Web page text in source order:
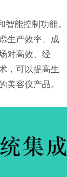
能控制功能。
生产效率、成
对高效、经
，可以提高生
容仪产品。